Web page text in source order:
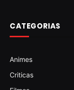
CATEGORIAS
Animes
Criticas